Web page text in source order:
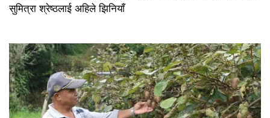
सुमित्रा श्रेष्ठलाई अहिले झिनियाँ